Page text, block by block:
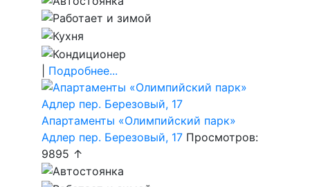
Подробнее...
Апартаменты «Олимпийский парк»
Адлер пер. Березовый, 17 Просмотров:
9895 ↑